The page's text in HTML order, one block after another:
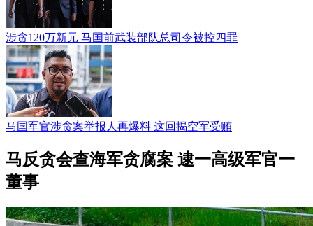
涉贪120万新元 马国前武装部队总司令被控四罪
马国军官涉贪案举报人再爆料 这回揭空军受贿
马反贪会查海军贪腐案 逮一高级军官一
董事